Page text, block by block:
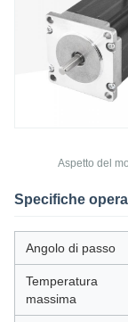
Aspetto del
Specifiche
Angolo di passo
Temperatura
massima